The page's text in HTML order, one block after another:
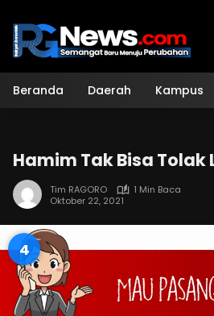
konten
Beranda Daerah Kampus
Hamim Tak Bisa Tolak
Tim RAGORO
1 Min Baca
Oktober 22, 2021
3